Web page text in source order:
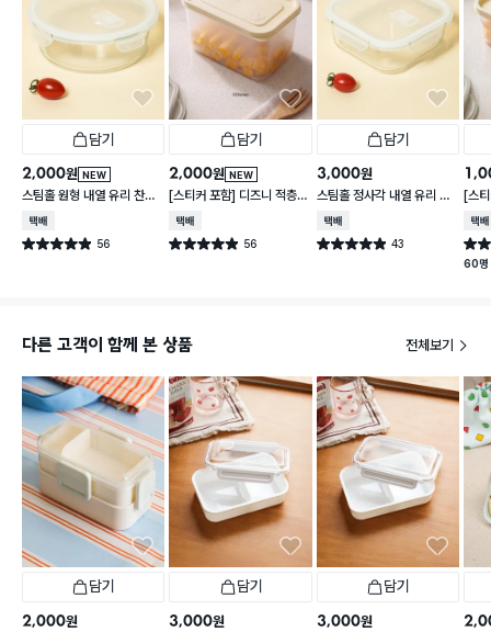
담기
NEW
2,000원
스팀홀 원형 내열 유리 찬통
1 L
택배배송
별점 4.9점 56
건 작성
담기
NEW
2,000원
[스티커 포함] 디즈니 적층
가능한 말랑핏 2.7 L 아이보
택배배송
별점 4.9점 56
건 작성
담기
3,000원
스팀홀 정사각 내열 유리 찬
통 1.2 L
택배배송
별점 4.9점 43
건 작성
[스
가
이보
택배
별점
60명
다른 고객이 함께 본 상품 전체보기
담기
2,000원
담기
3,000원
담기
3,000원